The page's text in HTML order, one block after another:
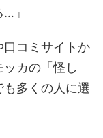
」
口コミサイトか
カの「怪し
多くの人に選